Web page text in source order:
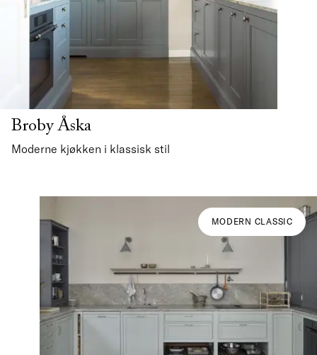
Broby Åska
Moderne kjøkken i klassisk stil
MODERN CLASSIC